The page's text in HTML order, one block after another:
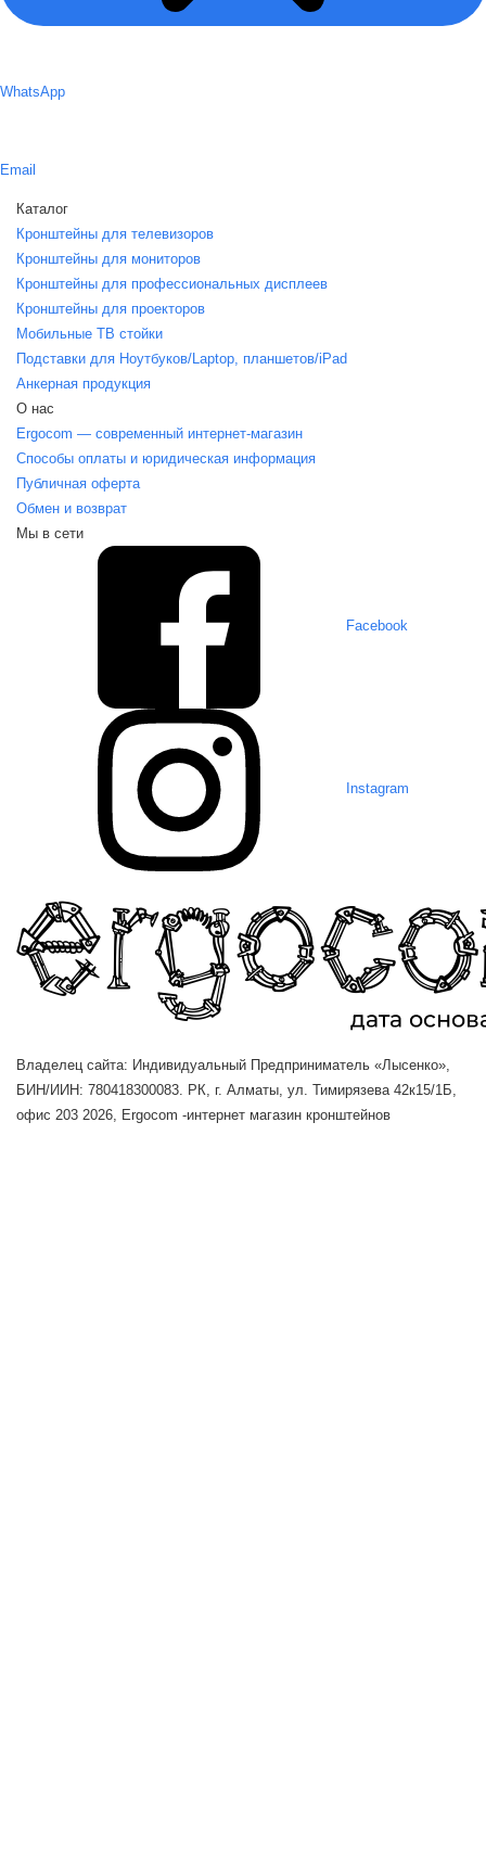
WhatsApp
Email
Каталог
Кронштейны для телевизоров
Кронштейны для мониторов
Кронштейны для профессиональных дисплеев
Кронштейны для проекторов
Мобильные ТВ стойки
Подставки для Ноутбуков/Laptop, планшетов/iPаd
Анкерная продукция
О нас
Ergocom — современный интернет-магазин
Способы оплаты и юридическая информация
Публичная оферта
Обмен и возврат
Мы в сети
Facebook
Instagram
Владелец сайта: Индивидуальный Предприниматель «Лысенко»,
БИН/ИИН: 780418300083. РК, г. Алматы, ул. Тимирязева 42к15/1Б,
офис 203 2026, Ergocom -интернет магазин кронштейнов